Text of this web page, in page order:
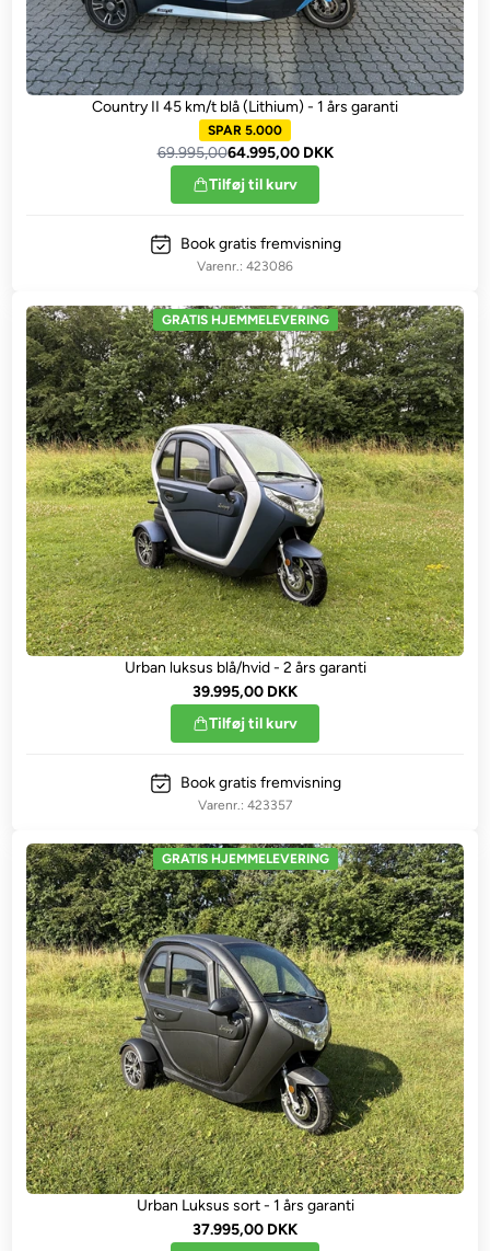
Country II 45 km/t blå (Lithium) - 1 års garanti
SPAR 5.000
69.995,0064.995,00 DKK
Tilføj til kurv
Book gratis fremvisning
423086
GRATIS HJEMMELEVERING
Urban luksus blå/hvid - 2 års garanti
39.995,00 DKK
Tilføj til kurv
Book gratis fremvisning
423357
GRATIS HJEMMELEVERING
Urban Luksus sort - 1 års garanti
37.995,00 DKK